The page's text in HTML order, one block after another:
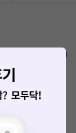
복사